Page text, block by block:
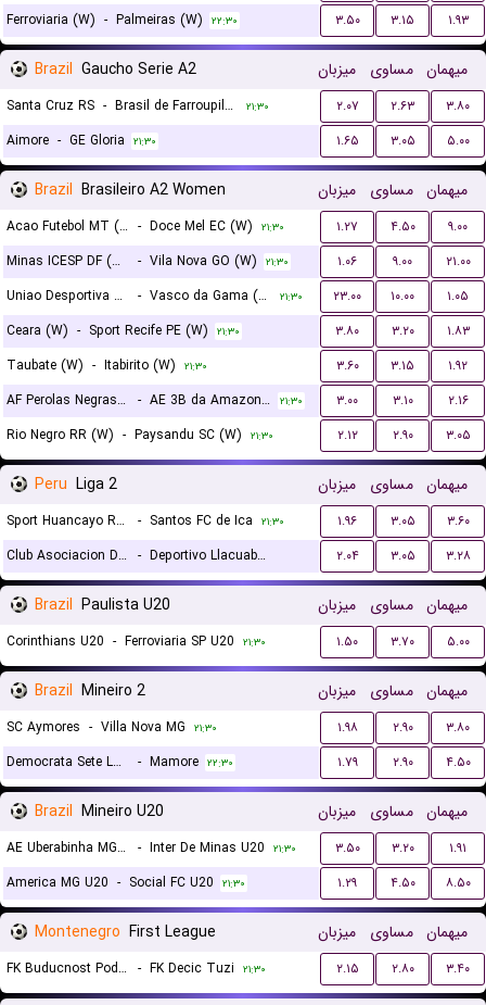
Ferroviaria (W) - Palmeiras (W) ۲۲:۳۰ ۳.۵۰ ۳.۱۵ ۱.۹۳
Brazil Gaucho Serie A2 میزبان مساوی میهمان
Santa Cruz RS - Brasil de Farroupilha ۲۱:۳۰ ۲.۰۷ ۲.۶۳
۳.۸۰
Aimore - GE Gloria ۲۱:۳۰ ۱.۶۵ ۳.۰۵ ۵.۰۰
Brazil Brasileiro A2 Women میزبان مساوی میهمان
Acao Futebol MT (W) - Doce Mel EC (W) ۲۱:۳۰ ۱.۲۷ ۴.۵۰
۹.۰۰
Minas ICESP DF (W)
- Vila Nova GO (W) ۲۱:۳۰ ۱.۰۶ ۹.۰۰
۲۱.۰۰
Uniao Desportiva Alagoana (UDA) (W)
- Vasco da Gama (W) ۲۱:۳۰ ۲۳.۰۰ ۱۰.۰۰
۱.۰۵
Ceara (W) - Sport Recife PE (W) ۲۱:۳۰ ۳.۸۰ ۳.۲۰
۱.۸۳
Taubate (W) - Itabirito (W) ۲۱:۳۰ ۳.۶۰ ۳.۱۵
۱.۹۲
AF Perolas Negras (W)
- AE 3B da Amazonia AM (W) ۲۱:۳۰ ۳.۰۰ ۳.۱۰
۲.۱۶
Rio Negro RR (W) - Paysandu SC (W) ۲۱:۳۰ ۲.۱۲ ۲.۹۰ ۳.۰۵
Peru Liga 2 میزبان مساوی میهمان
Sport Huancayo Reserves - Santos FC de Ica ۲۱:۳۰ ۱.۹۶ ۳.۰۵
۳.۶۰
Club Asociacion Deportiva Agropecuaria Jaen - Deportivo Llacuabamba
۲۳:۴۵
۲.۰۴ ۳.۰۵ ۳.۲۸
Brazil Paulista U20 میزبان مساوی میهمان
Corinthians U20 - Ferroviaria SP U20 ۲۱:۳۰ ۱.۵۰ ۳.۷۰ ۵.۰۰
Brazil Mineiro 2 میزبان مساوی میهمان
SC Aymores - Villa Nova MG ۲۱:۳۰ ۱.۹۸ ۲.۹۰
۳.۸۰
Democrata Sete Lagoas
- Mamore ۲۲:۳۰ ۱.۷۹ ۲.۹۰ ۴.۵۰
Brazil Mineiro U20 میزبان مساوی میهمان
AE Uberabinha MG U20 - Inter De Minas U20 ۲۱:۳۰ ۳.۵۰ ۳.۲۰
۱.۹۱
America MG U20 - Social FC U20 ۲۱:۳۰ ۱.۲۹ ۴.۵۰ ۸.۵۰
Montenegro First League میزبان مساوی میهمان
FK Buducnost Podgorica - FK Decic Tuzi ۲۱:۳۰ ۲.۱۵ ۲.۸۰ ۳.۴۰